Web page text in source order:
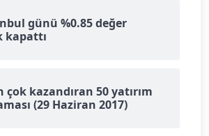
günü %0.85 değer
kapattı
çok kazandıran 50 yatırım
(29 Haziran 2017)